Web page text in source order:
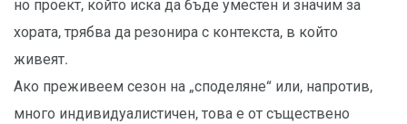
но проект, който иска да бъде уместен и значим за
хората, трябва да резонира с контекста, в който
живеят.
Ако преживеем сезон на „споделяне“ или, напротив,
много индивидуалистичен, това е от съществено